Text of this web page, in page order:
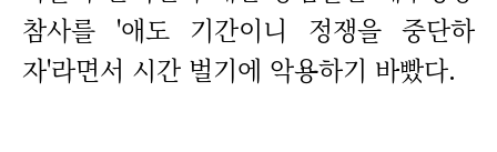
참사를 '애도 기간이니 정쟁을 중단하
자'라면서 시간 벌기에 악용하기 바빴다.